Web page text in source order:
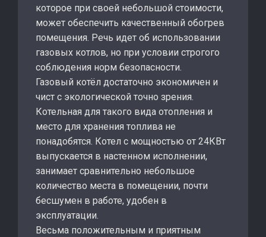
которое при своей небольшой стоимости,
может обеспечить качественный обогрев
помещения. Речь идет об использовании
газовых котлов, но при условии строгого
соблюдения норм безопасности.
Газовый котёл достаточно экономичен и
чист с экологической точно зрения.
Котельная для такого вида отопления и
место для хранения топлива не
понадобятся. Котел с мощностью от 24КВт
выпускается в настенном исполнении,
занимает сравнительно небольшое
количество места в помещении, почти
бесшумен в работе, удобен в
эксплуатации.
Весьма положительным и приятным